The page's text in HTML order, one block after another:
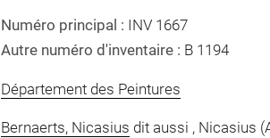
Numéro principal : INV 1667
Autre numéro d'inventaire : B 1194
Département des Peintures
Bernaerts, Nicasius dit aussi , Nicasius